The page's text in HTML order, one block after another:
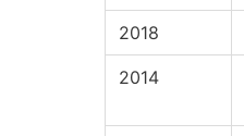
2018
2014